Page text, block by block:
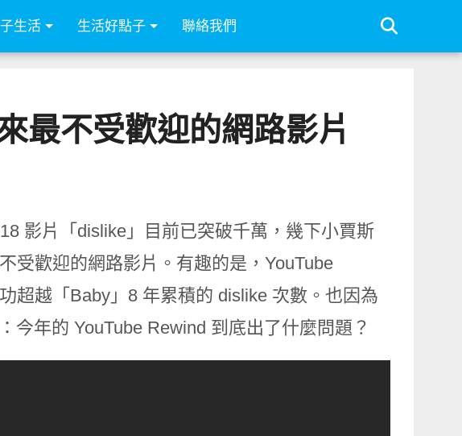
生活 生活好點子 聯絡我們
最不受歡迎的網路影片
影片「dislike」目前已突破千萬，幾下小賈斯
受歡迎的網路影片。有趣的是，YouTube
超越「Baby」8 年累積的 dislike 次數。也因為
今年的 YouTube Rewind 到底出了什麼問題？